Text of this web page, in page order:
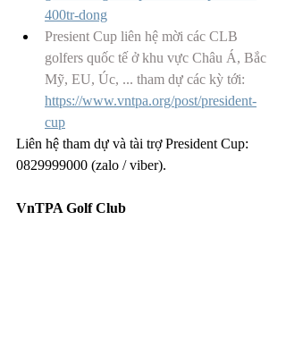
400tr-dong
Presient Cup liên hệ mời các CLB
golfers quốc tế ở khu vực Châu Á, Bắc
Mỹ, EU, Úc, ... tham dự các kỳ tới:
https://www.vntpa.org/post/president-
cup
Liên hệ tham dự và tài trợ President Cup:
0829999000 (zalo / viber).
VnTPA Golf Club